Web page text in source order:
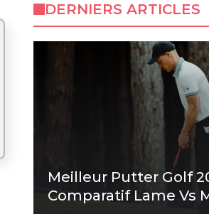
DERNIERS ARTICLES
Meilleur Putter Golf
Comparatif Lame Vs